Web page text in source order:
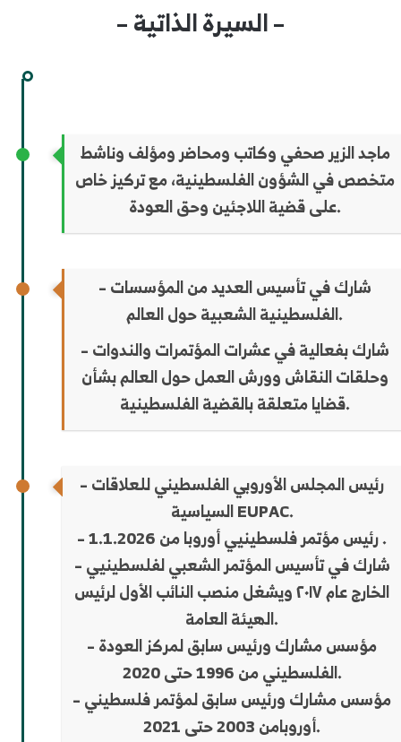
– السيرة الذاتية –
ماجد الزير صحفي وكاتب ومحاضر ومؤلف وناشط
متخصص في الشؤون الفلسطينية، مع تركيز خاص
على قضية اللاجئين وحق العودة.
– شارك في تأسيس العديد من المؤسسات
الفلسطينية الشعبية حول العالم.
– شارك بفعالية في عشرات المؤتمرات والندوات
وحلقات النقاش وورش العمل حول العالم بشأن
قضايا متعلقة بالقضية الفلسطينية.
– رئيس المجلس الأوروبي الفلسطيني للعلاقات
السياسية EUPAC.
– رئيس مؤتمر فلسطينيي أوروبا من 1.1.2026 .
– شارك في تأسيس المؤتمر الشعبي لفلسطينيي
الخارج عام ٢٠١٧ ويشغل منصب النائب الأول لرئيس
الهيئة العامة.
– مؤسس مشارك ورئيس سابق لمركز العودة
الفلسطيني من 1996 حتى 2020.
– مؤسس مشارك ورئيس سابق لمؤتمر فلسطيني
أوروبامن 2003 حتى 2021.